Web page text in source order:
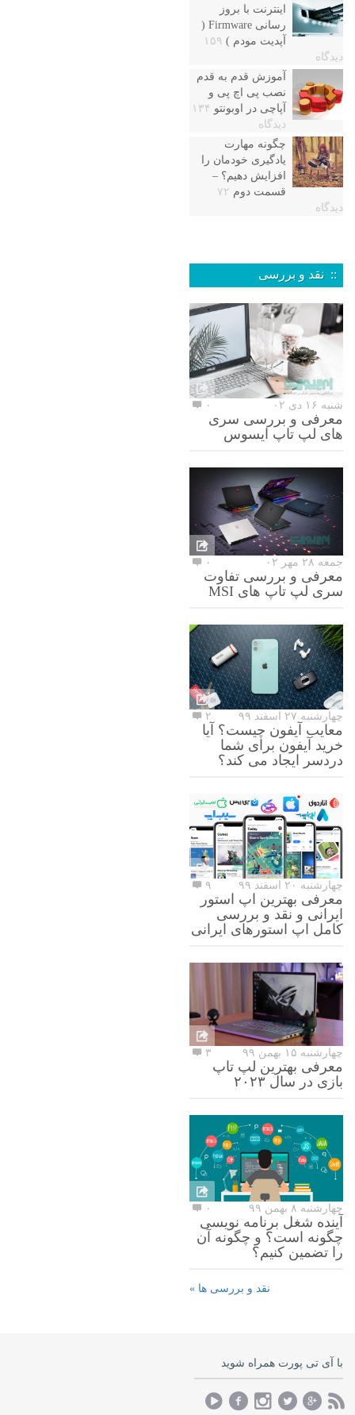
اینترنت با بروز
رسانی Firmware (
آپدیت مودم ) ۱۵۹
دیدگاه
آموزش قدم به قدم
نصب پی اچ پی و
آپاچی در اوبونتو ۱۳۴
دیدگاه
چگونه مهارت
یادگیری خودمان را
افزایش دهیم؟ –
قسمت دوم ۷۲
دیدگاه
:: نقد و بررسی
شنبه ۱۶ دی ۰۲ ۰
معرفی و بررسی سری
های لپ تاپ ایسوس
جمعه ۲۸ مهر ۰۲ ۰
معرفی و بررسی تفاوت
سری لپ تاپ های MSI
چهارشنبه ۲۷ اسفند ۹۹ ۲
معایب آیفون چیست؟ آیا
خرید آیفون برای شما
دردسر ایجاد می کند؟
چهارشنبه ۲۰ اسفند ۹۹ ۹
معرفی بهترین اپ استور
ایرانی و نقد و بررسی
کامل اپ استورهای ایرانی
چهارشنبه ۱۵ بهمن ۹۹ ۳
معرفی بهترین لپ تاپ
بازی در سال ۲۰۲۳
چهارشنبه ۸ بهمن ۹۹ ۰
آینده شغل برنامه نویسی
چگونه است؟ و چگونه آن
را تضمین کنیم؟
نقد و بررسی ها »
با آی تی پورت همراه شوید